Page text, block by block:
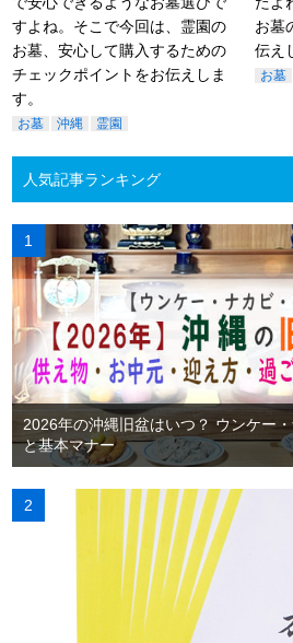
すよね。そこで今回は、霊園の
お墓、安心して購入するための
チェックポイントをお伝えしま
す。
お墓 沖縄 霊園
お墓
伝え
お墓
人気記事ランキング
2026年の沖縄旧盆はいつ？ ウンケー
と基本マナー